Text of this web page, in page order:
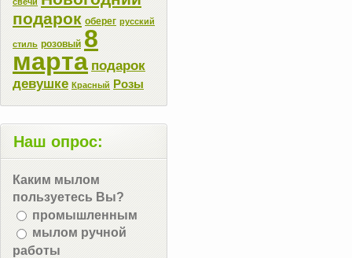
подарок оберег русский
стиль розовый 8
марта подарок
девушке Красный Розы
Наш опрос:
Каким мылом
пользуетесь Вы?
промышленным
мылом ручной
работы